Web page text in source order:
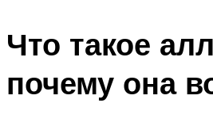
Что такое
почему она